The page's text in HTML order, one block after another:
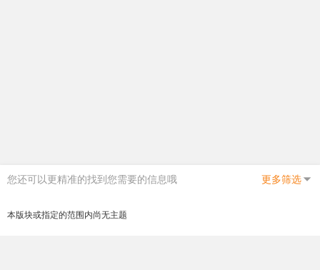
您还可以更精准的找到您需要的信息哦 更多筛选
本版块或指定的范围内尚无主题